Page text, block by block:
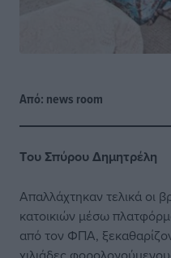
Από: news room
Tου Σπύρου Δημητρέλη​
Απαλλάχτηκαν τελικά οι
κατοικιών μέσω
από τον ΦΠΑ,